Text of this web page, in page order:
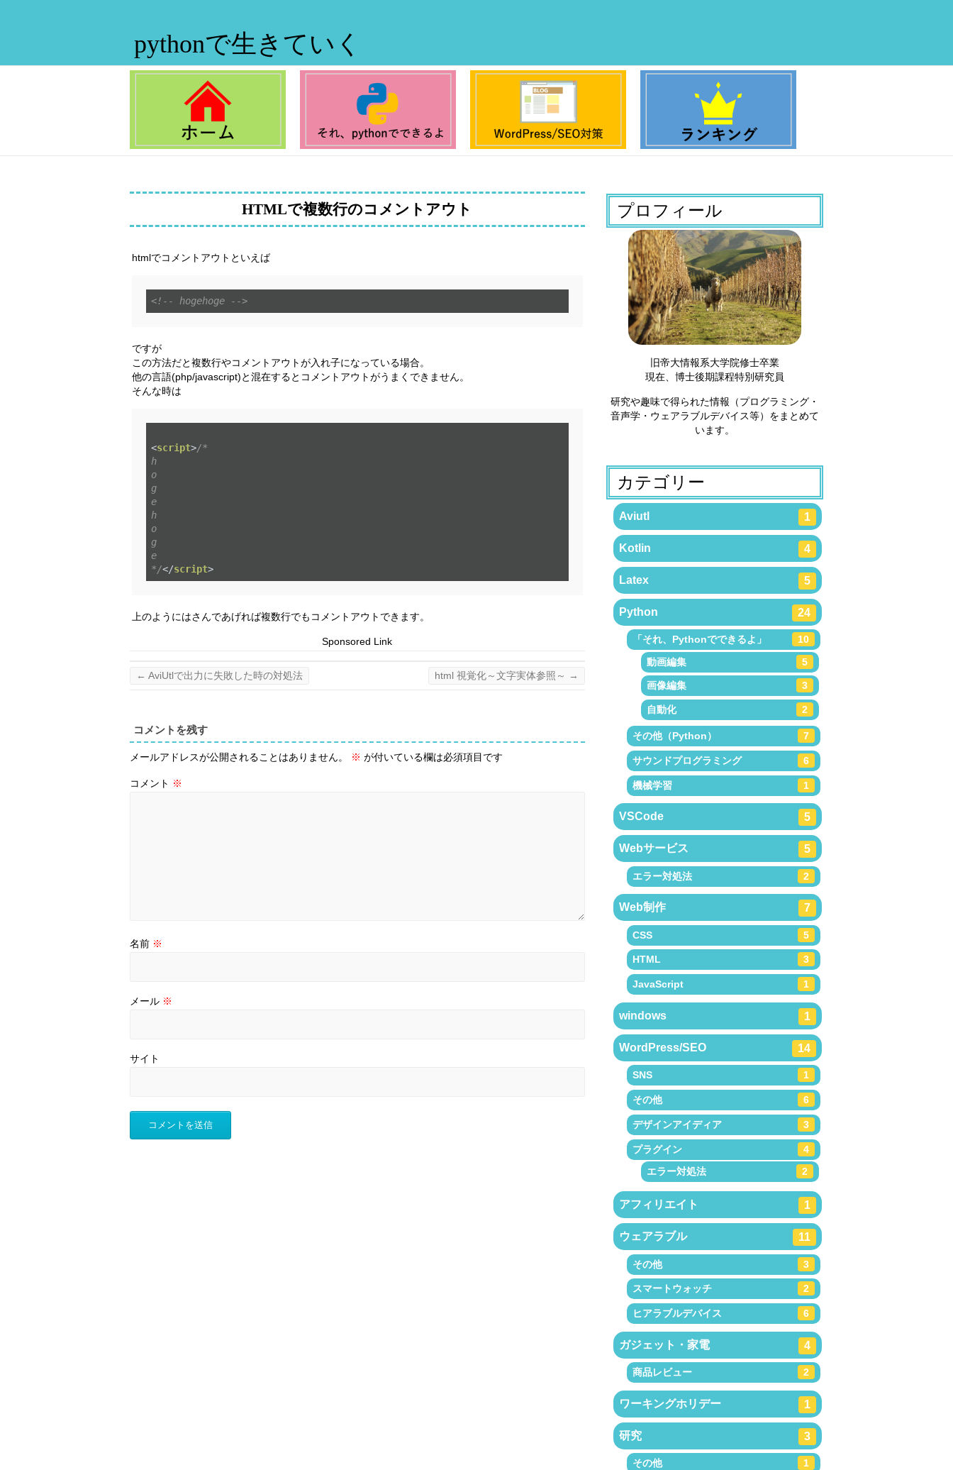
pythonで生きていく
HTMLで複数行のコメントアウト
htmlでコメントアウトといえば
<!-- hogehoge -->
ですが
この方法だと複数行やコメントアウトが入れ子になっている場合。
他の言語(php/javascript)と混在するとコメントアウトがうまくできません。
そんな時は
<script>/*
h
o
g
e
h
o
g
e
*/</script>
上のようにはさんであげれば複数行でもコメントアウトできます。
Sponsored Link
← AviUtlで出力に失敗した時の対処法 html 視覚化～文字実体参照～ →
コメントを残す
メールアドレスが公開されることはありません。 ※ が付いている欄は必須項目です
コメント ※
名前 ※
メール ※
サイト
プロフィール
旧帝大情報系大学院修士卒業
現在、博士後期課程特別研究員
研究や趣味で得られた情報（プログラミング・
音声学・ウェアラブルデバイス等）をまとめて
います。
カテゴリー
Aviutl 1
Kotlin 4
Latex 5
Python 24
「それ、Pythonでできるよ」
10
動画編集
5
画像編集 3
自動化 2
その他（Python） 7
サウンドプログラミング 6
機械学習 1
VSCode 5
Webサービス 5
エラー対処法 2
Web制作 7
CSS 5
HTML 3
JavaScript 1
windows 1
WordPress/SEO 14
SNS 1
その他 6
デザインアイディア 3
プラグイン
4
エラー対処法
2
アフィリエイト 1
ウェアラブル 11
その他 3
スマートウォッチ 2
ヒアラブルデバイス 6
ガジェット・家電 4
商品レビュー 2
ワーキングホリデー 1
研究 3
その他 1